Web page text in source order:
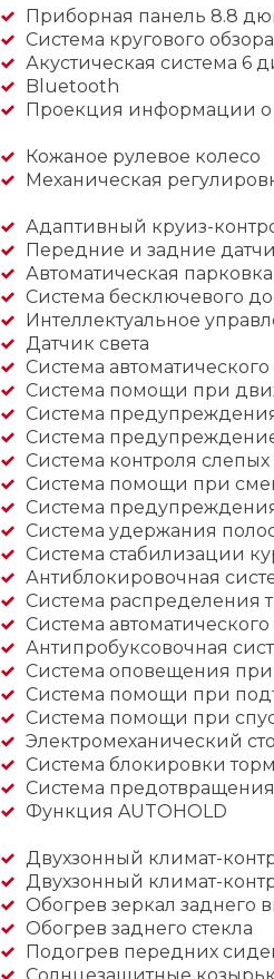
Приборная панель 8.8
Система кругового
Акустическая система 6
Bluetooth
Проекция информации о
Кожаное рулевое колесо
Механическая
Адаптивный круиз-
Передние и задние
Автоматическая парковка
Система бесключевого
Интеллектуальное
Датчик света
Система
Система помощи при
Система
Система
Система контроля слепых
Система помощи при
Система
Система удержания
Система стабилизации
Антиблокировочная
Система распределения
Система
Антипробуксовочная
Система оповещения
Система помощи при
Система помощи при
Электромеханический
Система блокировки
Система
Функция AUTOHOLD
Двухзонный климат-
Двухзонный климат-
Обогрев зеркал заднего
Обогрев заднего стекла
Подогрев передних